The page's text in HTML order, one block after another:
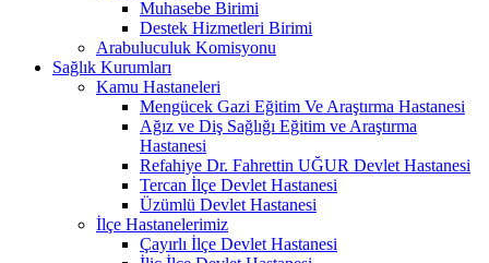
Muhasebe Birimi
Destek Hizmetleri Birimi
Arabuluculuk Komisyonu
Sağlık Kurumları
Kamu Hastaneleri
Mengücek Gazi Eğitim Ve Araştırma Hastanesi
Ağız ve Diş Sağlığı Eğitim ve Araştırma
Hastanesi
Refahiye Dr. Fahrettin UĞUR Devlet Hastanesi
Tercan İlçe Devlet Hastanesi
Üzümlü Devlet Hastanesi
İlçe Hastanelerimiz
Çayırlı İlçe Devlet Hastanesi